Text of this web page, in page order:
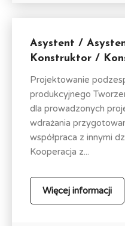
Asystent /
Konstruktor /
Projektowanie
produkcyjnego
dla prowadzonych
wdrażania
współpraca z innymi
Kooperacja z...
Więcej informacji